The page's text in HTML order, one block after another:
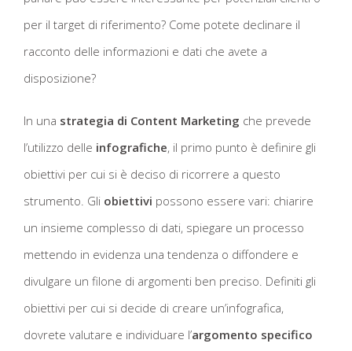
per il target di riferimento? Come potete declinare il
racconto delle informazioni e dati che avete a
disposizione?
In una strategia di Content Marketing che prevede
l’utilizzo delle infografiche, il primo punto è definire gli
obiettivi per cui si è deciso di ricorrere a questo
strumento. Gli obiettivi possono essere vari: chiarire
un insieme complesso di dati, spiegare un processo
mettendo in evidenza una tendenza o diffondere e
divulgare un filone di argomenti ben preciso. Definiti gli
obiettivi per cui si decide di creare un’infografica,
dovrete valutare e individuare l’argomento specifico